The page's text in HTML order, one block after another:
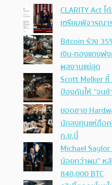
CLARITY Act
เตรียมพิจารณ
Bitcoin ร่วง
เงิน-ทองแดงพุ่
ผลงานแย่สุด
Scott Melker ชี้
ป้องกันให้ “จนช้
ยอดขาย
นักลงทุนแห่ถือค
ก.ย.นี้
Michael
น้อยกว่าผม” ห
840,000 BTC